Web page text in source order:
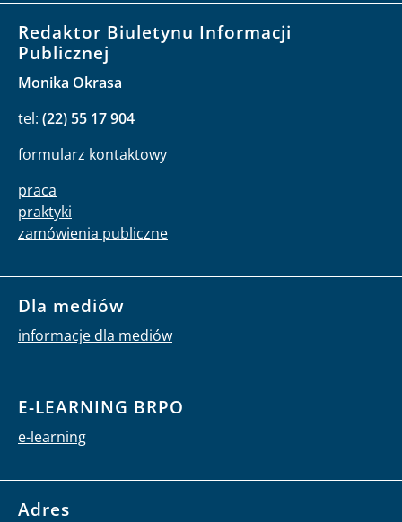
Redaktor Biuletynu Informacji
Publicznej
Monika Okrasa
tel: (22) 55 17 904
formularz kontaktowy
praca
praktyki
zamówienia publiczne
Dla mediów
informacje dla mediów
E-LEARNING BRPO
e-learning
Adres